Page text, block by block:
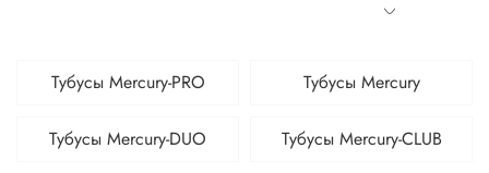
Тубусы Mercury-PRO Тубусы Mercury
Тубусы Mercury-DUO Тубусы Mercury-CLUB